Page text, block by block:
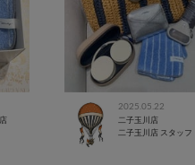
2025.05.22
二子玉川店
二子玉川店 スタッフ